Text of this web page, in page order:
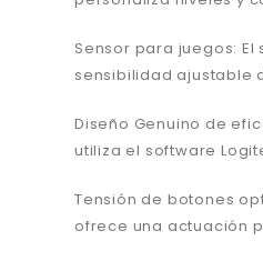
Sensor para juegos:
sensibilidad ajustable
Diseño Genuino de
utiliza el software
Tensión de botones
ofrece una actuación